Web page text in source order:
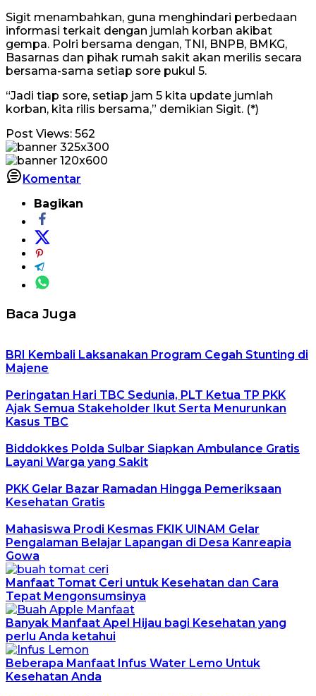
Sigit menambahkan, guna menghindari perbedaan
informasi terkait dengan jumlah korban akibat
gempa. Polri bersama dengan, TNI, BNPB, BMKG,
Basarnas dan pihak rumah sakit akan merilis secara
bersama-sama setiap sore pukul 5.
“Jadi tiap sore, setiap jam 5 kita update jumlah
korban, kita rilis bersama,” demikian Sigit. (*)
Post Views: 562
Komentar
Bagikan
Baca Juga
BRI Kembali Laksanakan Program Cegah Stunting di
Majene
Peringatan Hari TBC Sedunia, PLT Ketua TP PKK
Ajak Semua Stakeholder Ikut Serta Menurunkan
Kasus TBC
Biddokkes Polda Sulbar Siapkan Ambulance Gratis
Layani Warga yang Sakit
PKK Gelar Bazar Ramadan Hingga Pemeriksaan
Kesehatan Gratis
Mahasiswa Prodi Kesmas FKIK UINAM Gelar
Pengalaman Belajar Lapangan di Desa Kanreapia
Gowa
Manfaat Tomat Ceri untuk Kesehatan dan Cara
Tepat Mengonsumsinya
Banyak Manfaat Apel Hijau bagi Kesehatan yang
perlu Anda ketahui
Beberapa Manfaat Infus Water Lemo Untuk
Kesehatan Anda